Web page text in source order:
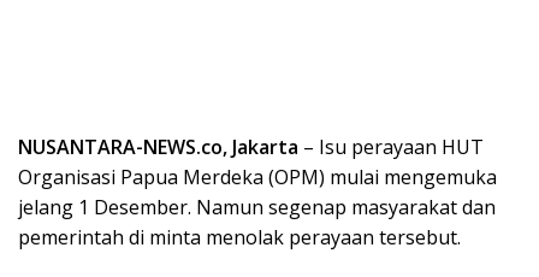
NUSANTARA-NEWS.co, Jakarta – Isu perayaan HUT
Organisasi Papua Merdeka (OPM) mulai mengemuka
jelang 1 Desember. Namun segenap masyarakat dan
pemerintah di minta menolak perayaan tersebut.